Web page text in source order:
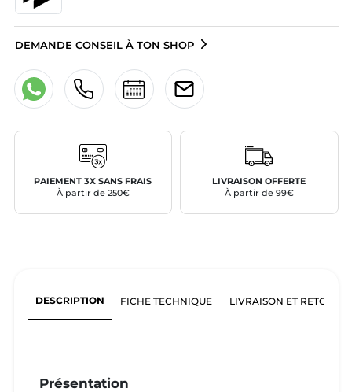
DEMANDE CONSEIL À TON SHOP
PAIEMENT 3X SANS FRAIS
À partir de 250€
LIVRAISON OFFERTE
À partir de 99€
DESCRIPTION FICHE TECHNIQUE LIVRAISON ET RETOURS
Présentation